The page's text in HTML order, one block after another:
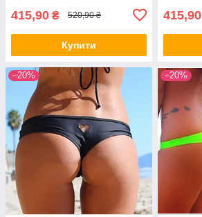
415,90 ₴ 520,90 ₴
Купити
415,90
–20% –20%